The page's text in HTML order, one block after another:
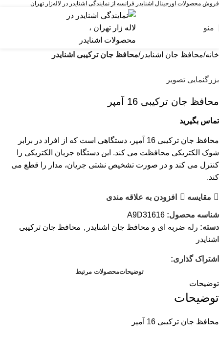
فروش محصولات اورجینال اشنایدر فرانسه از نمایندگی اشنایدر در لاله‌زار تهران
منو
خانه محافظ جان اشنایدر محافظ جان ترکیبی اشنایدر
بزرگنمایی تصویر
محافظ جان ترکیبی 16 آمپر
تماس بگیرید
محافظ جان ترکیبی 16 آمپر، دستگاهی است که از افراد در برابر
شوک الکتریکی محافظت می کند. این دستگاه جریان الکتریکی را
کنترل می کند و در صورت تشخیص نشتی جریان، مدار را قطع می
کند.
مقایسه افزودن به علاقه مندی
شناسه محصول: A9D31616
دسته: رله ضربه ای و محافظ جان اشنایدر , محافظ جان ترکیبی
اشنایدر
اشتراک گذاری:
توضیحاتمحصولات مرتبط
توضیحات
توضیحات
محافظ جان ترکیبی 16 آمپر